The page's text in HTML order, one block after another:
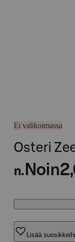
Ei valikoimassa
Osteri
n. Noin
Lisää